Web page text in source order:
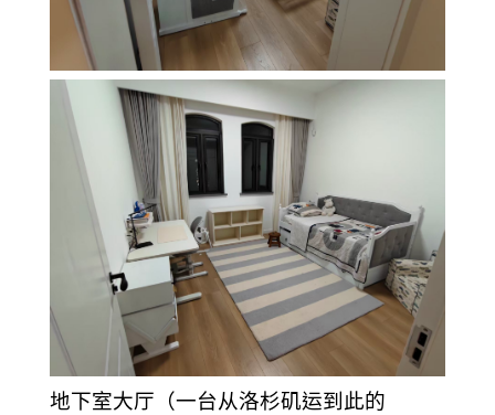
地下室大厅（一台从洛杉矶运到此的